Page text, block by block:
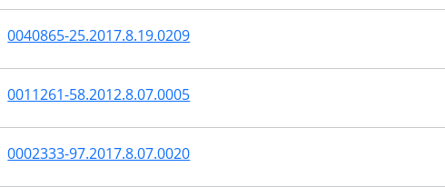
0040865-25.2017.8.19.0209
0011261-58.2012.8.07.0005
0002333-97.2017.8.07.0020